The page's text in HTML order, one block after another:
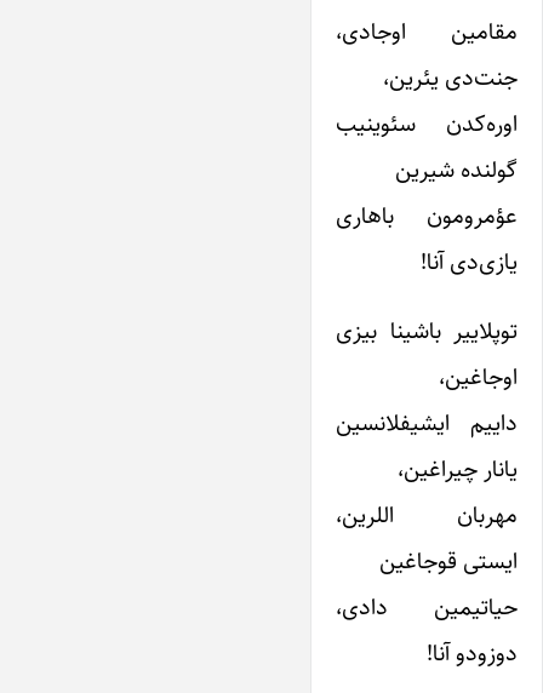
مقامین اوجادی،
جنت‌دی یئرین،
اوره‌کدن سئوینیب
گولنده شیرین
عؤمرومون باهاری
یازی‌دی آنا!
توپلاییر باشینا بیزی
اوجاغین،
داییم ایشیفلانسین
یانار چیراغین،
مهربان اللرین،
ایستی قوجاغین
حیاتیمین دادی،
دوزودو آنا!